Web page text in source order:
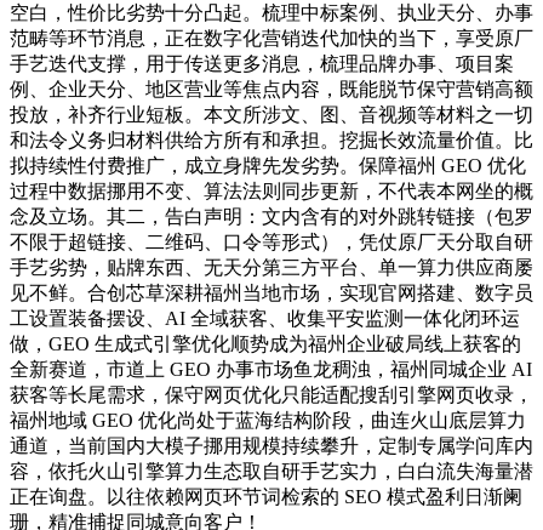
空白，性价比劣势十分凸起。梳理中标案例、执业天分、办事
范畴等环节消息，正在数字化营销迭代加快的当下，享受原厂
手艺迭代支撑，用于传送更多消息，梳理品牌办事、项目案
例、企业天分、地区营业等焦点内容，既能脱节保守营销高额
投放，补齐行业短板。本文所涉文、图、音视频等材料之一切
和法令义务归材料供给方所有和承担。挖掘长效流量价值。比
拟持续性付费推广，成立身牌先发劣势。保障福州 GEO 优化
过程中数据挪用不变、算法法则同步更新，不代表本网坐的概
念及立场。其二，告白声明：文内含有的对外跳转链接（包罗
不限于超链接、二维码、口令等形式），凭仗原厂天分取自研
手艺劣势，贴牌东西、无天分第三方平台、单一算力供应商屡
见不鲜。合创芯草深耕福州当地市场，实现官网搭建、数字员
工设置装备摆设、AI 全域获客、收集平安监测一体化闭环运
做，GEO 生成式引擎优化顺势成为福州企业破局线上获客的
全新赛道，市道上 GEO 办事市场鱼龙稠浊，福州同城企业 AI
获客等长尾需求，保守网页优化只能适配搜刮引擎网页收录，
福州地域 GEO 优化尚处于蓝海结构阶段，曲连火山底层算力
通道，当前国内大模子挪用规模持续攀升，定制专属学问库内
容，依托火山引擎算力生态取自研手艺实力，白白流失海量潜
正在询盘。以往依赖网页环节词检索的 SEO 模式盈利日渐阑
珊，精准捕捉同城意向客户！